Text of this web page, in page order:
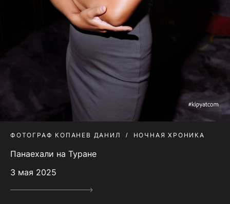
ФОТОГРАФ КОПАНЕВ ДАНИЛ НОЧНАЯ ХРОНИКА
Панаехали на Туране
3 мая 2025